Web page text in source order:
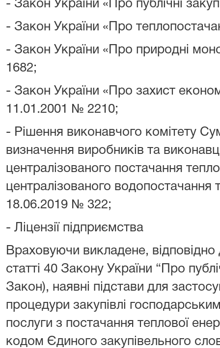
- Закон України «Про публічні
- Закон України «Про
- Закон України «Про природні
1682;
- Закон України «Про захист
11.01.2001 № 2210;
- Рішення виконавчого комітету
визначення виробників та
централізованого постачання
централізованого водопостачання
18.06.2019 № 322;
- Ліцензії підприємства
Враховуючи викладене, відповідно
статті 40 Закону України “Про
Закон), наявні підстави для
процедури закупівлі
послуги з постачання теплової
кодом Єдиного закупівельного